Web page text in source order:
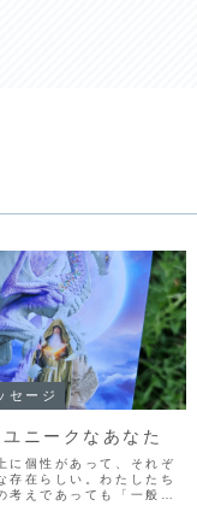
セージ
ニークなあなた
に個性があって、それぞ
存在らしい。わたしたち
考えであっても「一般的